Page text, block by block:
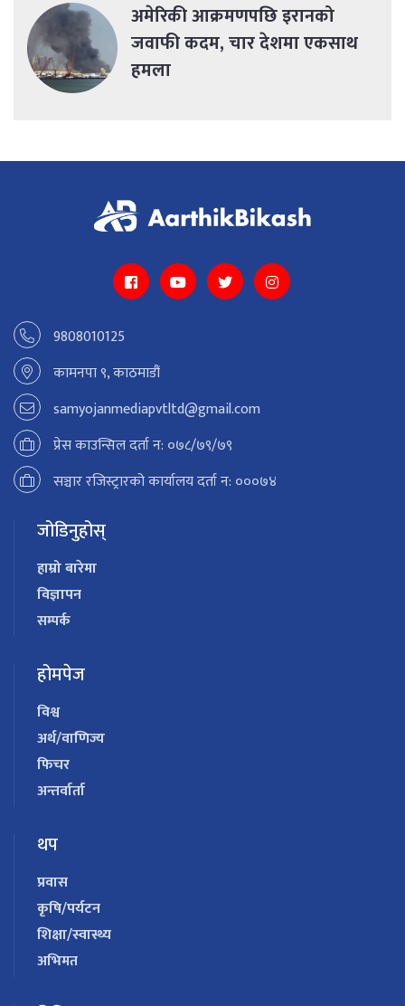
अमेरिकी आक्रमणपछि इरानको
जवाफी कदम, चार देशमा एकसाथ
हमला
9808010125
कामनपा ९, काठमाडौं
samyojanmediapvtltd@gmail.com
प्रेस काउन्सिल दर्ता न: ०७८/७९/७९
सञ्चार रजिस्ट्रारको कार्यालय दर्ता न: ०००७४
जोडिनुहोस्
हाम्रो बारेमा
विज्ञापन
सम्पर्क
होमपेज
विश्व
अर्थ/वाणिज्य
फिचर
अन्तर्वार्ता
थप
प्रवास
कृषि/पर्यटन
शिक्षा/स्वास्थ्य
अभिमत